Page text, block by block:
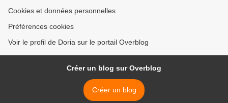
Cookies et données personnelles
Préférences cookies
Voir le profil de Doria sur le portail Overblog
Créer un blog sur Overblog
Créer un blog